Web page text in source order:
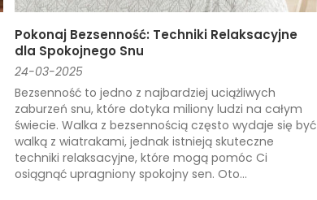
Pokonaj Bezsenność: Techniki Relaksacyjne
dla Spokojnego Snu
24-03-2025
Bezsenność to jedno z najbardziej uciążliwych
zaburzeń snu, które dotyka miliony ludzi na całym
świecie. Walka z bezsennością często wydaje się być
walką z wiatrakami, jednak istnieją skuteczne
techniki relaksacyjne, które mogą pomóc Ci
osiągnąć upragniony spokojny sen. Oto...